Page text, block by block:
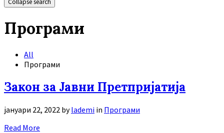
Collapse search
Програми
All
Програми
Закон за Јавни Претпријатија
јануари 22, 2022 bylademi in Програми
Read More